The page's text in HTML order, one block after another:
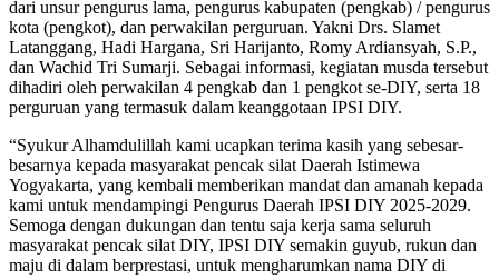
dari unsur pengurus lama, pengurus kabupaten (pengkab) / pengurus
kota (pengkot), dan perwakilan perguruan. Yakni Drs. Slamet
Latanggang, Hadi Hargana, Sri Harijanto, Romy Ardiansyah, S.P.,
dan Wachid Tri Sumarji. Sebagai informasi, kegiatan musda tersebut
dihadiri oleh perwakilan 4 pengkab dan 1 pengkot se-DIY, serta 18
perguruan yang termasuk dalam keanggotaan IPSI DIY.
“Syukur Alhamdulillah kami ucapkan terima kasih yang sebesar-
besarnya kepada masyarakat pencak silat Daerah Istimewa
Yogyakarta, yang kembali memberikan mandat dan amanah kepada
kami untuk mendampingi Pengurus Daerah IPSI DIY 2025-2029.
Semoga dengan dukungan dan tentu saja kerja sama seluruh
masyarakat pencak silat DIY, IPSI DIY semakin guyub, rukun dan
maju di dalam berprestasi, untuk mengharumkan nama DIY di